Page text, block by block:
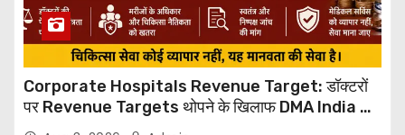
Corporate Hospitals Revenue Target: डॉक्टरों
पर Revenue Targets थोपने के खिलाफ DMA India का
बड़ा कदम, NHRC से Suo Motu जांच की मांग